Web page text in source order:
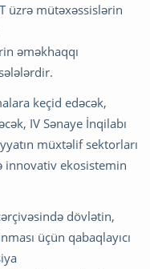
üzrə mütəxəssislərin
əməkhaqqı
keçid edəcək,
IV Sənaye İnqilabı
müxtəlif sektorları
innovativ ekosistemin
dövlətin,
üçün qabaqlayıcı